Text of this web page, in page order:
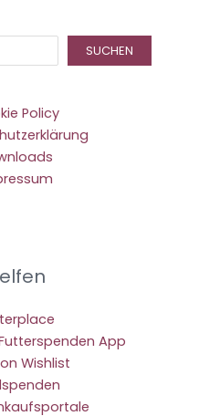
SUCHEN
Policy
App
Wishlist